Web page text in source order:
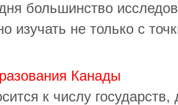
большинство
изучать не только с
Канады
к числу